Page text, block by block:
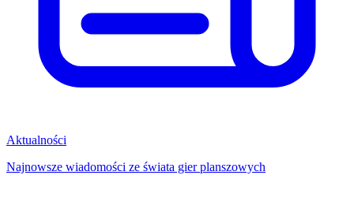
Aktualności
Najnowsze wiadomości ze świata gier planszowych